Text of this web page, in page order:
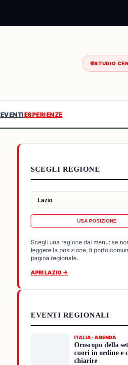
STUDIO
EVENTIESPERIENZE
SCEGLI REGIONE
USA POSIZIONE
Scegli una regione dal menu: se
leggere la posizione, ti porto
pagina regionale.
APRI LAZIO →
EVENTI REGIONALI
ITALIA · AGENDA
Oroscopo della
cuori in ordine e
chiarire